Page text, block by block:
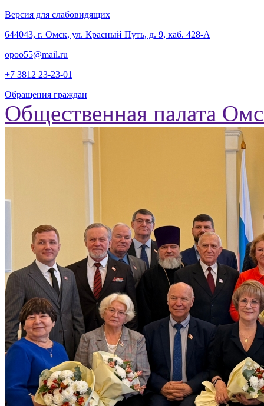
Версия для слабовидящих
‎644043, г. Омск, ул. Красный Путь, д. 9, каб. 428-А
opoo55@mail.ru
+7 3812 23-23-01
Обращения граждан
Общественная палата